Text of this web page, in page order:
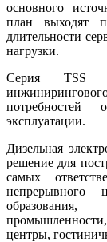
основного
план выходят
длительности
нагрузки.
Серия TSS
потребностей
эксплуатации.
Дизельная
решение для
самых
непрерывного
центры,